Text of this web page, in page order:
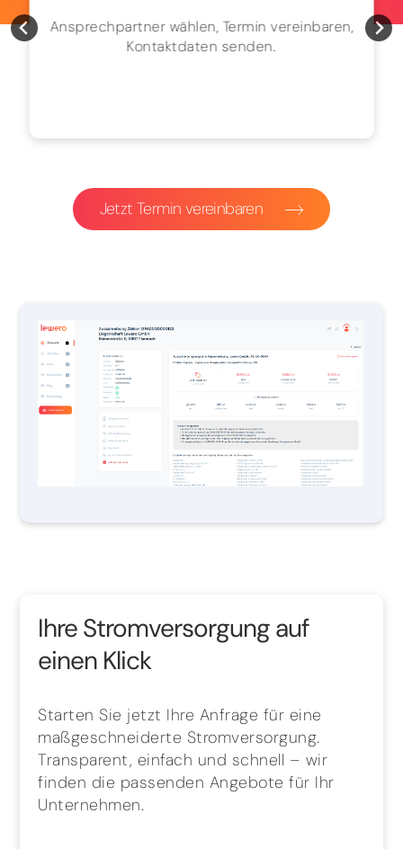
Ansprechpartner wählen, Termin vereinbaren,
Kontaktdaten senden.
Jetzt Termin vereinbaren
Ihre Stromversorgung auf
einen Klick
Starten Sie jetzt Ihre Anfrage für eine
maßgeschneiderte Stromversorgung.
Transparent, einfach und schnell – wir
finden die passenden Angebote für Ihr
Unternehmen.